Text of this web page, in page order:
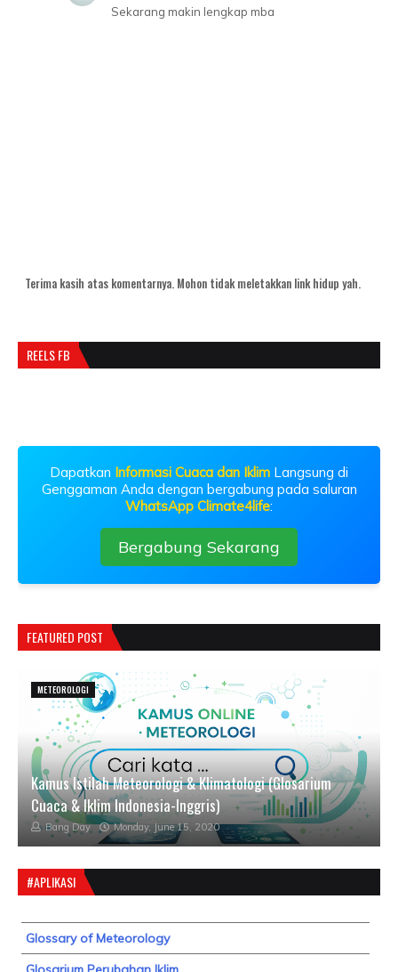
Sekarang makin lengkap mba
Terima kasih atas komentarnya. Mohon tidak meletakkan link hidup yah.
REELS FB
Dapatkan Informasi Cuaca dan Iklim Langsung di
Genggaman Anda dengan bergabung pada saluran
WhatsApp Climate4life:
Bergabung Sekarang
FEATURED POST
METEOROLOGI
Kamus Istilah Meteorologi & Klimatologi (Glosarium
Cuaca & Iklim Indonesia-Inggris)
Bang Day Monday, June 15, 2020
#APLIKASI
Glossary of Meteorology